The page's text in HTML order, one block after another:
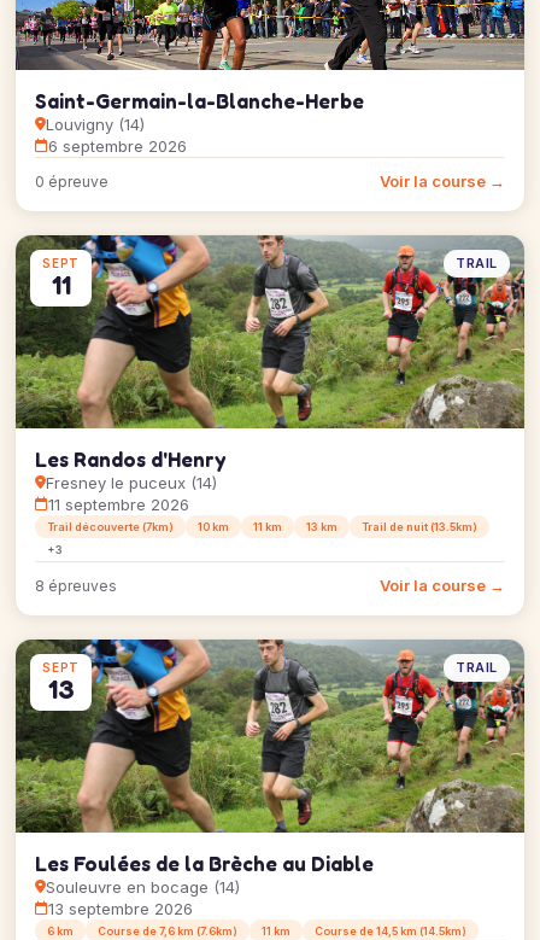
Saint-Germain-la-Blanche-Herbe
Louvigny (14)
6 septembre 2026
0 épreuve Voir la course →
SEPT
11
TRAIL
Les Randos d'Henry
Fresney le puceux (14)
11 septembre 2026
Trail découverte (7km) 10 km 11 km 13 km
Trail de nuit (13.5km)
+3
8 épreuves Voir la course →
SEPT
13
TRAIL
Les Foulées de la Brèche au Diable
Souleuvre en bocage (14)
13 septembre 2026
6 km Course de 7,6 km (7.6km) 11 km Course de 14,5 km (14.5km)